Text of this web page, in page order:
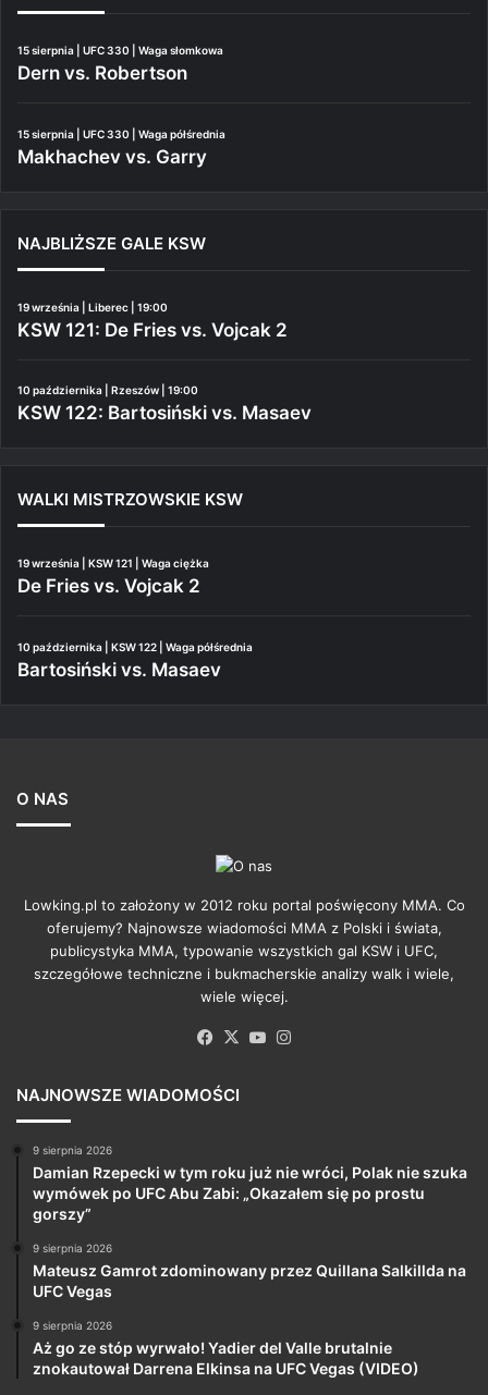
15 sierpnia | UFC 330 | Waga słomkowa
Dern vs. Robertson
15 sierpnia | UFC 330 | Waga półśrednia
Makhachev vs. Garry
NAJBLIŻSZE GALE KSW
19 września | Liberec | 19:00
KSW 121: De Fries vs. Vojcak 2
10 października | Rzeszów | 19:00
KSW 122: Bartosiński vs. Masaev
WALKI MISTRZOWSKIE KSW
19 września | KSW 121 | Waga ciężka
De Fries vs. Vojcak 2
10 października | KSW 122 | Waga półśrednia
Bartosiński vs. Masaev
O NAS
Lowking.pl to założony w 2012 roku portal poświęcony MMA. Co
oferujemy? Najnowsze wiadomości MMA z Polski i świata,
publicystyka MMA, typowanie wszystkich gal KSW i UFC,
szczegółowe techniczne i bukmacherskie analizy walk i wiele,
wiele więcej.
Facebook
X YouTube
NAJNOWSZE WIADOMOŚCI
9 sierpnia 2026
Damian Rzepecki w tym roku już nie wróci, Polak nie szuka
wymówek po UFC Abu Zabi: „Okazałem się po prostu
gorszy”
9 sierpnia 2026
Mateusz Gamrot zdominowany przez Quillana Salkillda na
UFC Vegas
9 sierpnia 2026
Aż go ze stóp wyrwało! Yadier del Valle brutalnie
znokautował Darrena Elkinsa na UFC Vegas (VIDEO)